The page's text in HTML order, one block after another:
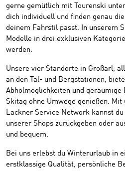
gerne gemütlich mit Tourenski
dich individuell und finden genau
deinem Fahrstil passt. In unserem
Modelle in drei exklusiven
werden.
Unsere vier Standorte in Großarl,
an den Tal- und Bergstationen,
Abholmöglichkeiten und geräumige
Skitag ohne Umwege genießen. Mit
Lackner Service Network kannst
unserer Shops zurückgeben oder
und bequem.
Bei uns erlebst du Winterurlaub in
erstklassige Qualität, persönliche